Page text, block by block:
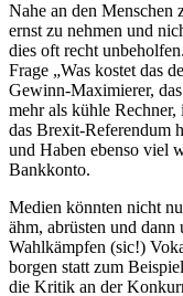
Nahe an den Menschen
ernst zu nehmen und
dies oft recht
Frage „Was kostet das
Gewinn-Maximierer,
mehr als kühle
das Brexit-Referendum
und Haben ebenso viel
Bankkonto.
Medien könnten nicht
ähm, abrüsten und
Wahlkämpfen (sic!)
borgen statt zum
die Kritik an der